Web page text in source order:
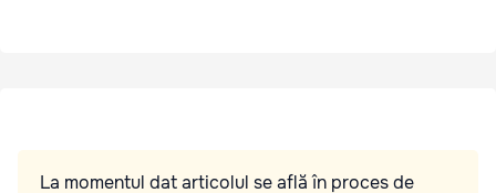
La momentul dat articolul se află în proces de